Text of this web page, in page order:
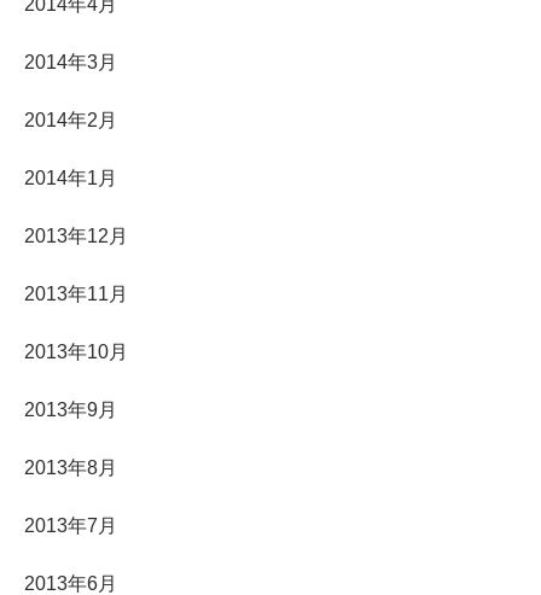
2014年3月
2014年2月
2014年1月
2013年12月
2013年11月
2013年10月
2013年9月
2013年8月
2013年7月
2013年6月